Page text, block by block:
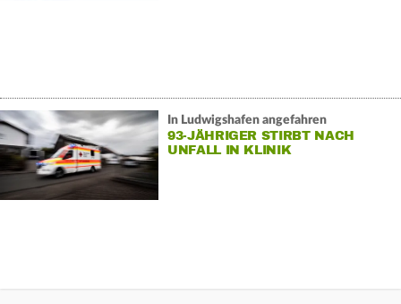
In Ludwigshafen angefahren
93-JÄHRIGER STIRBT NACH
UNFALL IN KLINIK